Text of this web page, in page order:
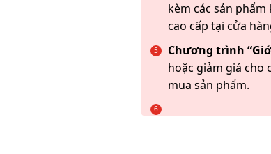
kèm các sản
cao cấp tại cửa
Chương trình
hoặc giảm giá cho
mua sản phẩm.